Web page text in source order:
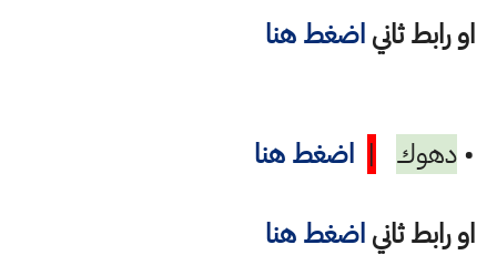
او رابط ثانياضغط هنا
•دهوك | اضغط هنا
او رابط ثانياضغط هنا